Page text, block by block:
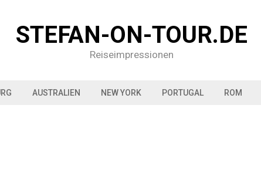
STEFAN-ON-TOUR.DE
Reiseimpressionen
AUSTRALIEN NEW YORK PORTUGAL ROM